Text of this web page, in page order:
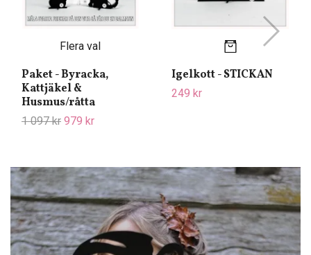
Flera val
Paket - Byracka,
Kattjäkel &
Husmus/råtta
1 097 kr 979 kr
Igelkott - STICKAN
249 kr